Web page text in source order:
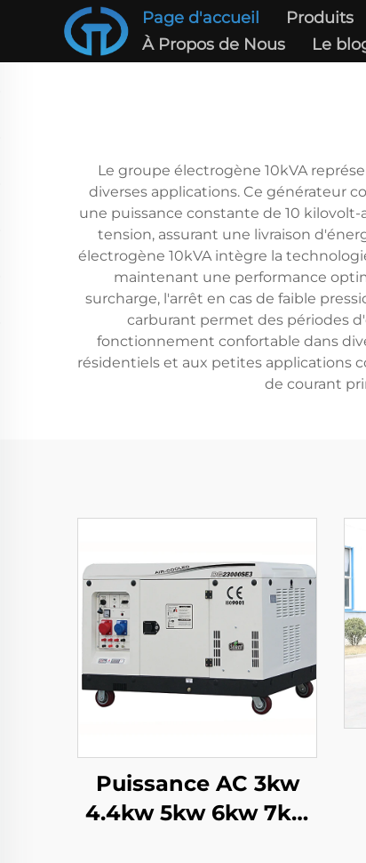
Page d'accueil Produits
À Propos de Nous
Le
Le groupe électrogène 10kVA
diverses applications. Ce générateur
une puissance constante de 10
tension, assurant une livraison
électrogène 10kVA intègre la
maintenant une performance
surcharge, l'arrêt en cas de faible
carburant permet des périodes
fonctionnement confortable dans
résidentiels et aux petites applications
de courant
Puissance AC 3kw
4.4kw 5kw 6kw 7kw